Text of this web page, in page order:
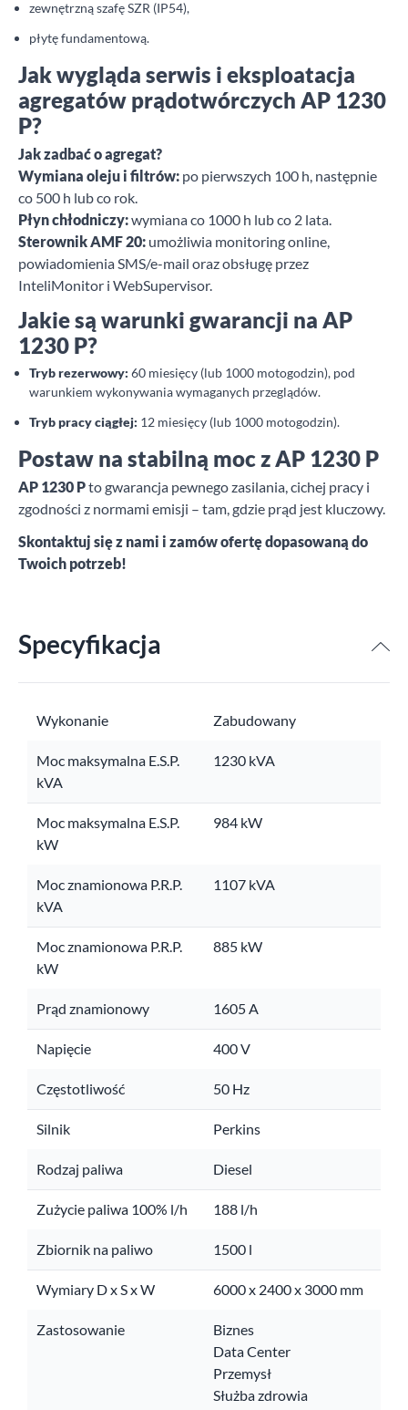
zewnętrzną szafę SZR (IP54),
płytę fundamentową.
Jak wygląda serwis i eksploatacja
agregatów prądotwórczych AP 1230
P?
Jak zadbać o agregat?
Wymiana oleju i filtrów: po pierwszych 100 h, następnie
co 500 h lub co rok.
Płyn chłodniczy:wymiana co 1000 h lub co 2 lata.
Sterownik AMF 20: umożliwia monitoring online,
powiadomienia SMS/e-mail oraz obsługę przez
InteliMonitor i WebSupervisor.
Jakie są warunki gwarancji na AP
1230 P?
Tryb rezerwowy: 60 miesięcy (lub 1000 motogodzin), pod
warunkiem wykonywania wymaganych przeglądów.
Tryb pracy ciągłej: 12 miesięcy (lub 1000 motogodzin).
Postaw na stabilną moc z AP 1230 P
AP 1230 Pto gwarancja pewnego zasilania, cichej pracy i
zgodności z normami emisji – tam, gdzie prąd jest kluczowy.
Skontaktuj się z nami i zamów ofertę dopasowaną do
Twoich potrzeb!
Specyfikacja
Wykonanie Zabudowany
Moc maksymalna E.S.P.
kVA
1230 kVA
Moc maksymalna E.S.P.
kW
984 kW
Moc znamionowa P.R.P.
kVA
1107 kVA
Moc znamionowa P.R.P.
kW
885 kW
Prąd znamionowy 1605 A
Napięcie 400 V
Częstotliwość 50 Hz
Silnik Perkins
Rodzaj paliwa Diesel
Zużycie paliwa 100% l/h 188 l/h
Zbiornik na paliwo 1500 l
Wymiary D x S x W 6000 x 2400 x 3000 mm
Zastosowanie
Biznes
Data Center
Przemysł
Służba zdrowia